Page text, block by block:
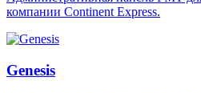
компании Continent Express.
Genesis